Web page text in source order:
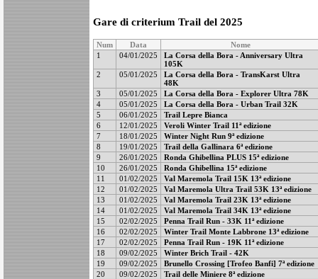
Gare di criterium Trail del 2025
Num Data
Nome
1
04/01/2025
La Corsa della Bora - Anniversary Ultra
105K
2
05/01/2025
La Corsa della Bora - TransKarst Ultra
48K
3
05/01/2025
La Corsa della Bora - Explorer Ultra 78K
4
05/01/2025
La Corsa della Bora - Urban Trail 32K
5
06/01/2025
Trail Lepre Bianca
6
12/01/2025
Veroli Winter Trail 11ª edizione
7
18/01/2025
Winter Night Run 9ª edizione
8
19/01/2025
Trail della Gallinara 6ª edizione
9
26/01/2025
Ronda Ghibellina PLUS 15ª edizione
10
26/01/2025
Ronda Ghibellina 15ª edizione
11
01/02/2025
Val Maremola Trail 15K 13ª edizione
12
01/02/2025
Val Maremola Ultra Trail 53K 13ª edizione
13
01/02/2025
Val Maremola Trail 23K 13ª edizione
14
01/02/2025
Val Maremola Trail 34K 13ª edizione
15
02/02/2025
Penna Trail Run - 33K 11ª edizione
16
02/02/2025
Winter Trail Monte Labbrone 13ª edizione
17
02/02/2025
Penna Trail Run - 19K 11ª edizione
18
09/02/2025
Winter Brich Trail - 42K
19
09/02/2025
Brunello Crossing [Trofeo Banfi] 7ª edizione
20
09/02/2025
Trail delle Miniere 8ª edizione